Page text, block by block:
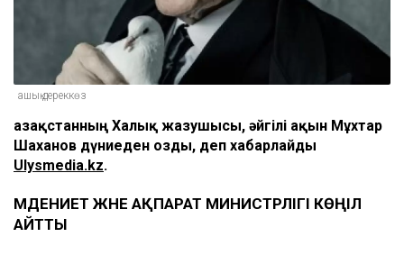
ашық дереккөз
Қазақстанның Халық жазушысы, әйгілі ақын Мұхтар
Шаханов дүниеден озды, деп хабарлайды
Ulysmedia.kz.
МӘДЕНИЕТ ЖӘНЕ АҚПАРАТ МИНИСТРЛІГІ КӨҢІЛ
АЙТТЫ